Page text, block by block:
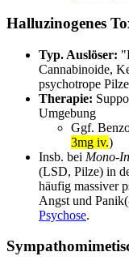
Halluzinogenes
Typ. Auslöser:
Cannabinoide,
psychotrope Pilze
Therapie:
Umgebung
Ggf.
3mg iv.)
Insb. bei Mono-
(LSD, Pilze) in
häufig massiver
Angst und
Psychose.